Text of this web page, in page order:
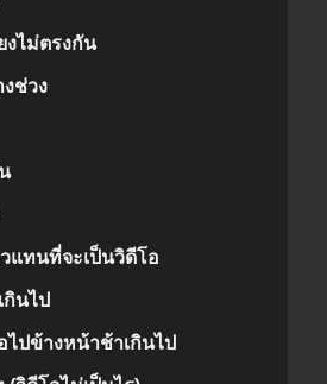
งไม่ตรงกัน
ช่วง
แทนที่จะเป็นวิดีโอ
กินไป
ไปข้างหน้าช้าเกินไป